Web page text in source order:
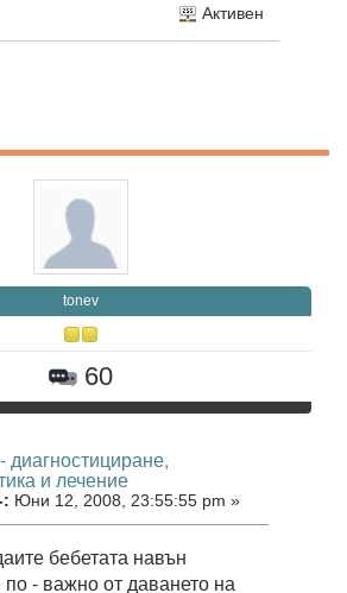
Активен
tonev
60
диагностициране,
и лечение
: Юни 12, 2008, 23:55:55 pm »
бебетата навън
по - важно от даването на